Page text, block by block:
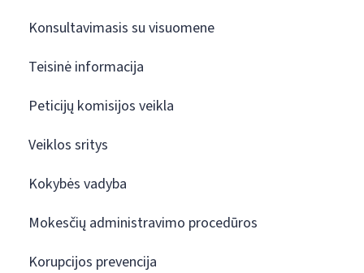
Konsultavimasis su visuomene
Teisinė informacija
Peticijų komisijos veikla
Veiklos sritys
Kokybės vadyba
Mokesčių administravimo procedūros
Korupcijos prevencija